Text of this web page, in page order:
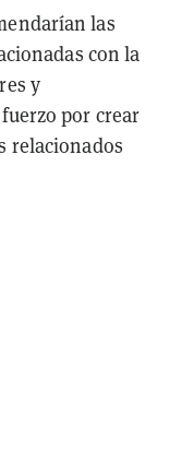
las
con la
y
por crear
relacionados